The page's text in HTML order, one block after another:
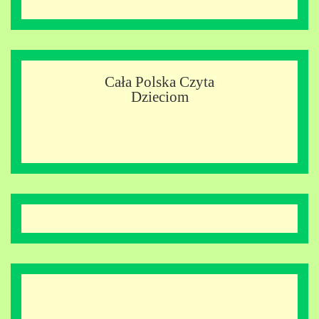
Cała Polska Czyta
Dzieciom